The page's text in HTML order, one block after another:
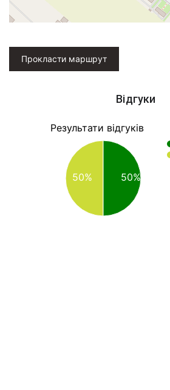
Прокласти маршрут
Відгуки
Результати відгуків
50%
50%